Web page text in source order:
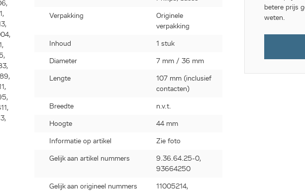
Verpakking
Originele
verpakking
Inhoud 1 stuk
Diameter 7 mm / 36 mm
Lengte
107 mm (inclusief
contacten)
Breedte n.v.t.
Hoogte 44 mm
Informatie op artikel Zie foto
Gelijk aan artikel nummers
9.36.64.25-0,
93664250
Gelijk aan origineel nummers 11005214,
betere prijs
weten.